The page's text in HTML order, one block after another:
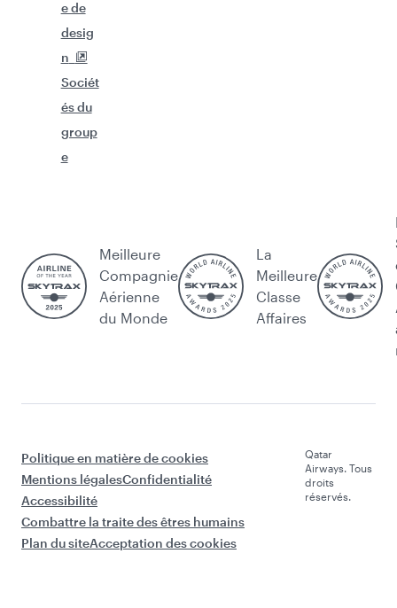
e de
desig
n
Sociét
és du
group
e
Meilleure
Compagnie
Aérienne
du Monde
La
Meilleure
Classe
Affaires
Politique en matière de cookies
Mentions légalesConfidentialité
Accessibilité
Combattre la traite des êtres humains
Plan du siteAcceptation des cookies
Qatar
Airways. Tous
droits
réservés.